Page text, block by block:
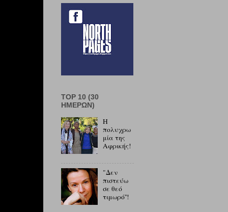
TOP 10 (30
ΗΜΕΡΏΝ)
Η
πολυχρω
μία της
Αφρικής!
"Δεν
πιστεύω
σε θεό
τιμωρό''!